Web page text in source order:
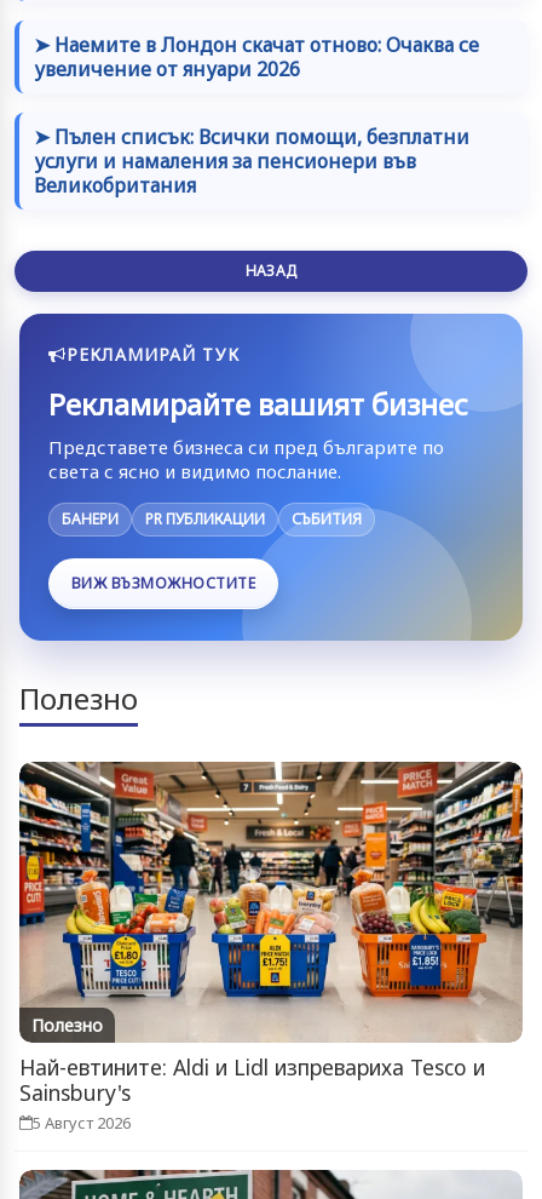
➤ Наемите в Лондон скачат отново: Очаква се
увеличение от януари 2026
➤ Пълен списък: Всички помощи, безплатни
услуги и намаления за пенсионери във
Великобритания
НАЗАД
РЕКЛАМИРАЙ ТУК
Рекламирайте вашият бизнес
Представете бизнеса си пред българите по
света с ясно и видимо послание.
БАНЕРИ PR ПУБЛИКАЦИИ СЪБИТИЯ
ВИЖ ВЪЗМОЖНОСТИТЕ
Полезно
Полезно
Най-евтините: Aldi и Lidl изпревариха Tesco и
Sainsbury's
5 Август 2026